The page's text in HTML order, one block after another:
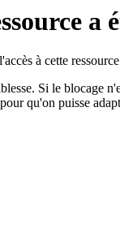
a
à cette
Si le blocage
qu'on puisse